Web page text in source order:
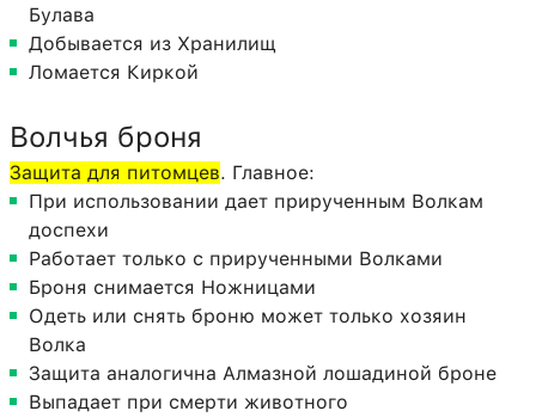
Булава
Добывается из Хранилищ
Ломается Киркой
Волчья броня
Защита для питомцев. Главное:
При использовании дает прирученным Волкам
доспехи
Работает только с прирученными Волками
Броня снимается Ножницами
Одеть или снять броню может только хозяин
Волка
Защита аналогична Алмазной лошадиной броне
Выпадает при смерти животного